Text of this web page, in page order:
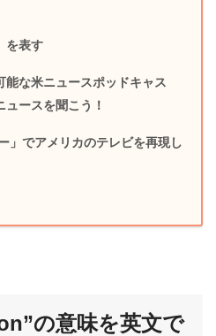
を表す
能な米ニュースポッドキャス
ュースを聞こう！
」でアメリカのテレビを再現し
の意味を英文で